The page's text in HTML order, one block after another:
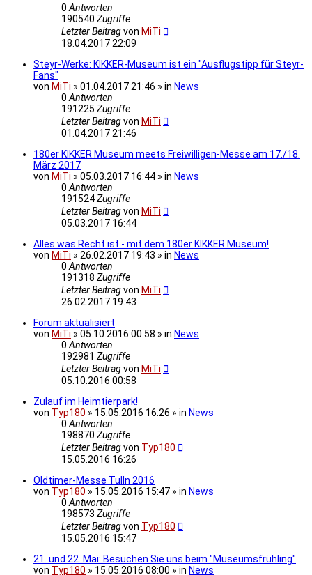
0Antworten
190540 Zugriffe
Letzter Beitragvon MiTi
18.04.2017 22:09
Steyr-Werke: KIKKER-Museum ist ein "Ausflugstipp für Steyr-
Fans"
von MiTi » 01.04.2017 21:46 » in News
0Antworten
191225 Zugriffe
Letzter Beitragvon MiTi
01.04.2017 21:46
180er KIKKER Museum meets Freiwilligen-Messe am 17./18.
März 2017
von MiTi » 05.03.2017 16:44 » in News
0Antworten
191524Zugriffe
Letzter Beitragvon MiTi
05.03.2017 16:44
Alles was Recht ist - mit dem 180er KIKKER Museum!
von MiTi » 26.02.2017 19:43 » in News
0Antworten
191318 Zugriffe
Letzter Beitragvon MiTi
26.02.2017 19:43
Forum aktualisiert
von MiTi » 05.10.2016 00:58 » in News
0Antworten
192981 Zugriffe
Letzter Beitragvon MiTi
05.10.2016 00:58
Zulauf im Heimtierpark!
von Typ180 » 15.05.2016 16:26 » in News
0Antworten
198870 Zugriffe
Letzter Beitragvon Typ180
15.05.2016 16:26
Oldtimer-Messe Tulln 2016
von Typ180 » 15.05.2016 15:47 » in News
0Antworten
198573 Zugriffe
Letzter Beitragvon Typ180
15.05.2016 15:47
21. und 22. Mai: Besuchen Sie uns beim "Museumsfrühling"
von Typ180 » 15.05.2016 08:00 » in News